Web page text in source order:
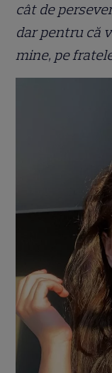
cât de
dar pentru că
mine, pe